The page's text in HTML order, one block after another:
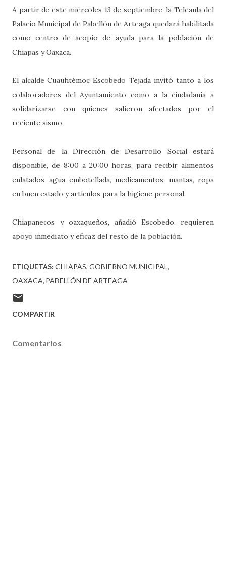
A partir de este miércoles 13 de septiembre, la Teleaula del
Palacio Municipal de Pabellón de Arteaga quedará habilitada
como centro de acopio de ayuda para la población de
Chiapas y Oaxaca.
El alcalde Cuauhtémoc Escobedo Tejada invitó tanto a los
colaboradores del Ayuntamiento como a la ciudadanía a
solidarizarse con quienes salieron afectados por el
reciente sismo.
Personal de la Dirección de Desarrollo Social estará
disponible, de 8:00 a 20:00 horas, para recibir alimentos
enlatados, agua embotellada, medicamentos, mantas, ropa
en buen estado y artículos para la higiene personal.
Chiapanecos y oaxaqueños, añadió Escobedo, requieren
apoyo inmediato y eficaz del resto de la población.
ETIQUETAS: CHIAPAS GOBIERNO MUNICIPAL
OAXACA PABELLÓN DE ARTEAGA
COMPARTIR
Comentarios